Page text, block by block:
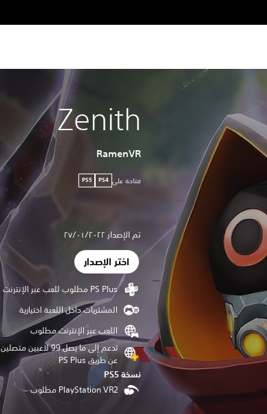
Zenith
RamenVR
متاحة على PS4
PS5
تم الإصدار ٢٧/٠١/٢٠٢٢
اختر الإصدار
‏PS Plus مطلوب للعب عبر الإنترنت
المشتريات داخل اللعبة اختيارية
اللعب عبر الإنترنت مطلوب
تدعم إلى ما يصل 99 لاعبين متصلين
عن طريق PS Plus‏
نسخة PS5‏